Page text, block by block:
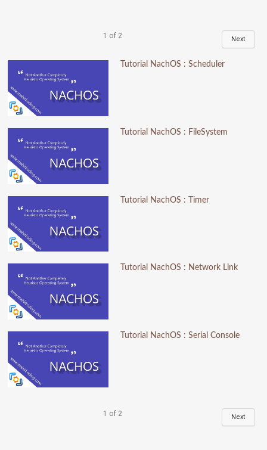
1 of 2 Next
Tutorial NachOS : Scheduler
Tutorial NachOS : FileSystem
Tutorial NachOS : Timer
Tutorial NachOS : Network Link
Tutorial NachOS : Serial Console
1 of 2 Next